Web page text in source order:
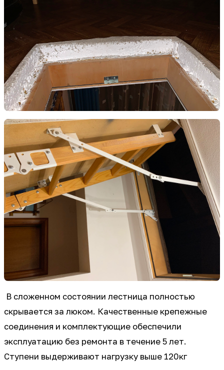
В сложенном состоянии лестница полностью
скрывается за люком. Качественные крепежные
соединения и комплектующие обеспечили
эксплуатацию без ремонта в течение 5 лет.
Ступени выдерживают нагрузку выше 120кг